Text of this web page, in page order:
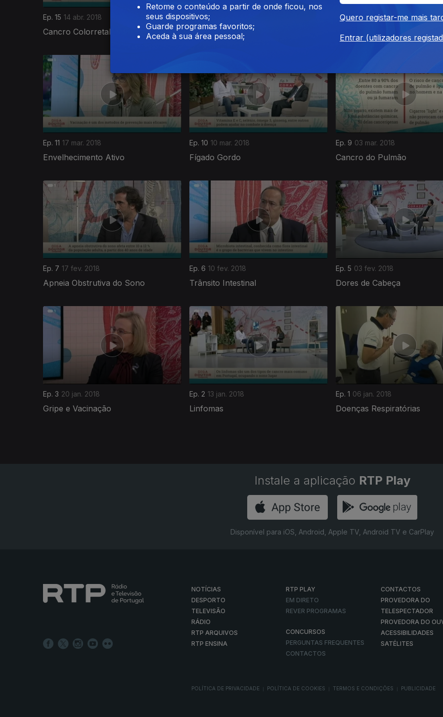
Ep. 15 14 abr. 2018
Cancro Colorretal
Ep. 14
Doenças Autoimunes
Ep. 13 31 mar. 2018
Ep. 11 17 mar. 2018
Envelhecimento Ativo
Ep. 10 10 mar. 2018
Fígado Gordo
Ep. 9 03 mar. 2018
Cancro do Pulmão
Ep. 7 17 fev. 2018
Apneia Obstrutiva do Sono
Ep. 6 10 fev. 2018
Trânsito Intestinal
Ep. 5 03 fev. 2018
Dores de Cabeça
Ep. 3 20 jan. 2018
Gripe e Vacinação
Ep. 2 13 jan. 2018
Linfomas
Ep. 1 06 jan. 2018
Doenças Respiratórias
324468
Instale a aplicação RTP Play
Disponível para iOS, Android, Apple TV, Android TV e CarPlay
NOTÍCIAS
DESPORTO
TELEVISÃO
RÁDIO
RTP ARQUIVOS
RTP ENSINA
RTP PLAY
EM DIRETO
REVER PROGRAMAS
CONCURSOS
PERGUNTAS FREQUENTES
CONTACTOS
CONTACTOS
PROVEDORA DO
TELESPECTADOR
PROVEDORA DO
ACESSIBILIDADES
SATÉLITES
POLÍTICA DE PRIVACIDADE POLÍTICA DE COOKIES TERMOS E CONDIÇÕES PUBLICIDADE
Retome o conteúdo a partir de onde ficou, nos
seus dispositivos;
Guarde programas favoritos;
Aceda à sua área pessoal;
Quero registar-me mais
Entrar (utilizadores